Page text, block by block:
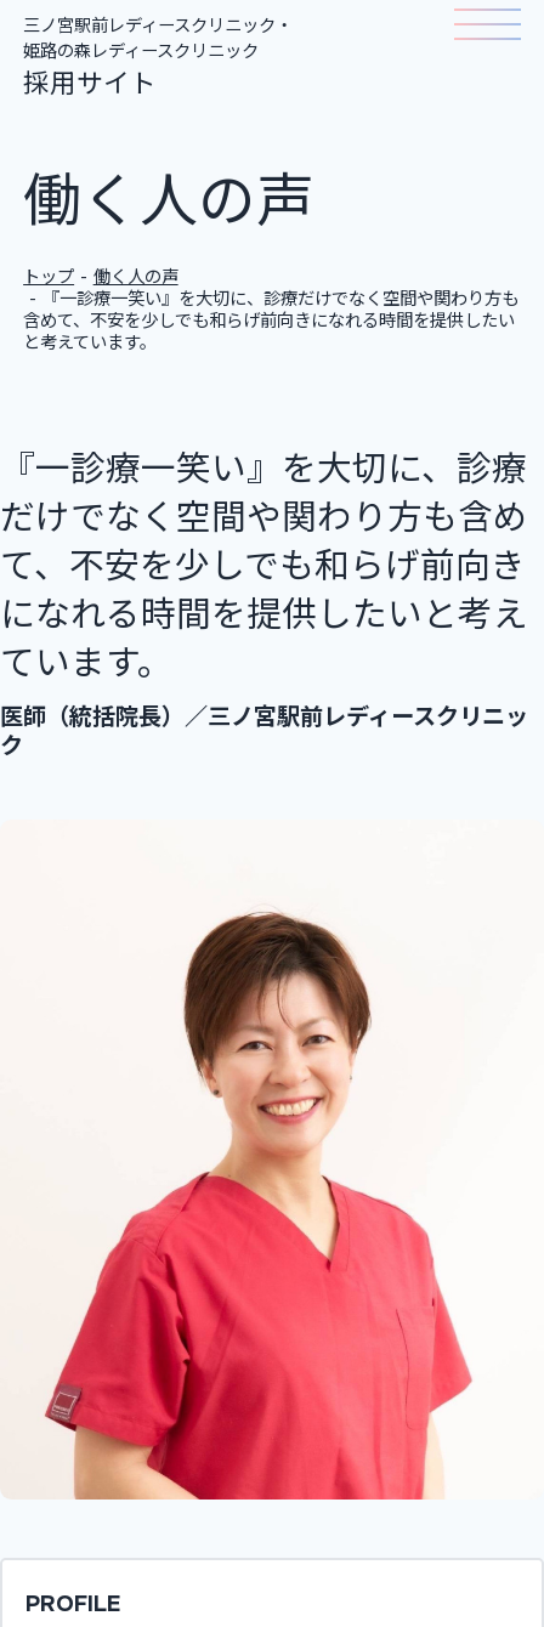
三ノ宮駅前レディースクリニック・
姫路の森レディースクリニック
採用サイト
職種紹介
クリニック一覧
よくあるご質問
働く人の声
トップ
働く人の声
『一診療一笑い』を大切に、診療だけでなく空間や関わり方も
含めて、不安を少しでも和らげ前向きになれる時間を提供したい
と考えています。
『一診療一笑い』を大切に、診療
だけでなく空間や関わり方も含め
て、不安を少しでも和らげ前向き
になれる時間を提供したいと考え
ています。
医師（統括院長）／三ノ宮駅前レディースクリニッ
ク
PROFILE